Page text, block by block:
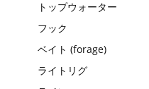
トップウォーター
フック
ベイト (forage)
ライトリグ